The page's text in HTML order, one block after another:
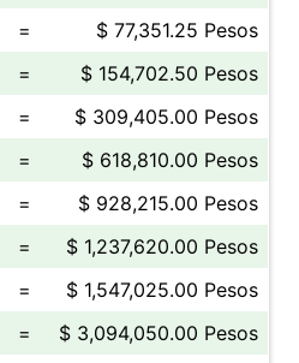
=
$ 77,351.25 Pesos
=
$ 154,702.50 Pesos
=
$ 309,405.00 Pesos
=
$ 618,810.00 Pesos
=
$ 928,215.00 Pesos
=
$ 1,237,620.00 Pesos
=
$ 1,547,025.00 Pesos
=
$ 3,094,050.00 Pesos